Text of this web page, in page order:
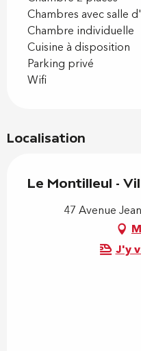
Chambres avec salle
Chambre individuelle
Cuisine à disposition
Parking privé
Wifi
Localisation
Le Montilleul -
47 Avenue
J'y